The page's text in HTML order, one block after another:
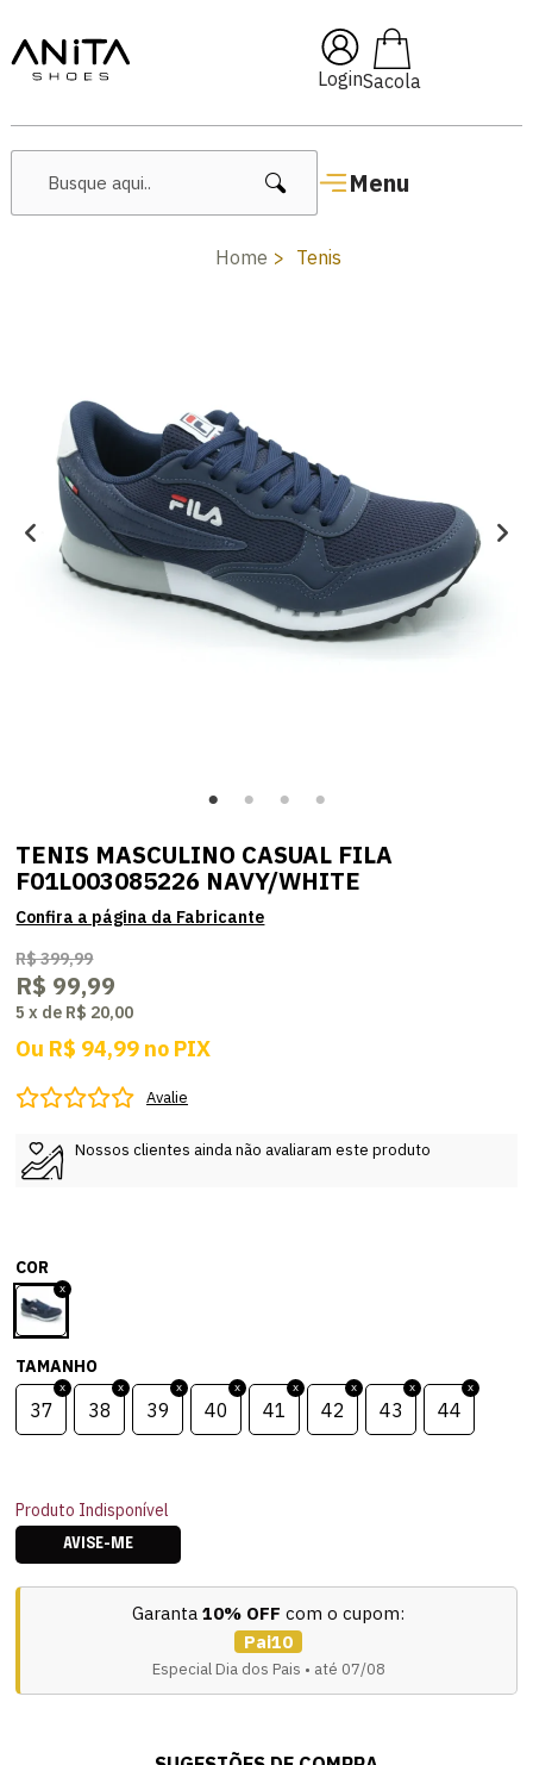
Login
Menu
🔥 Lançamentos Femininos
Home Tenis
TENIS MASCULINO CASUAL FILA
F01L003085226 NAVY/WHITE
R$ 399,99
R$ 99,99
5 x de R$ 20,00
Ou R$ 94,99 no PIX
Avalie
Nossos clientes ainda não avaliaram este produto
COR
TAMANHO
37 38 39 40 41 42 43 44
Produto Indisponível
AVISE-ME
Garanta 10% OFF com o cupom:
Pai10
Especial Dia dos Pais • até 07/08